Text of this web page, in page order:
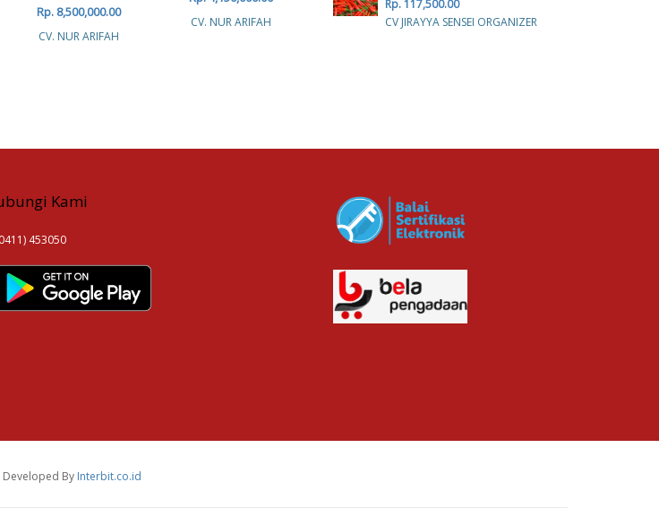
Rp. 8,500,000.00
CV. NUR ARIFAH
CV. NUR ARIFAH
Rp. 942,800.00
Rp. 117,500.00
CV JIRAYYA SENSEI ORGANIZER
Kami
453050
Developed By Interbit.co.id